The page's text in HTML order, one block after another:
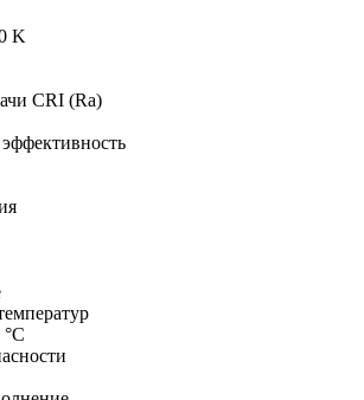
K
CRI (Ra)
эффективность